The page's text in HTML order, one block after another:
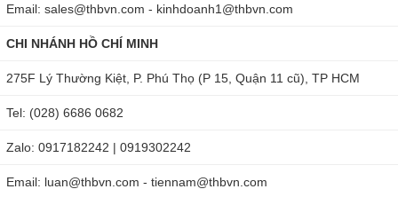
Email: sales@thbvn.com - kinhdoanh1@thbvn.com
CHI NHÁNH HỒ CHÍ MINH
275F Lý Thường Kiệt, P. Phú Thọ (P 15, Quận 11 cũ), TP HCM
Tel: (028) 6686 0682
Zalo: 0917182242 | 0919302242
Email: luan@thbvn.com - tiennam@thbvn.com